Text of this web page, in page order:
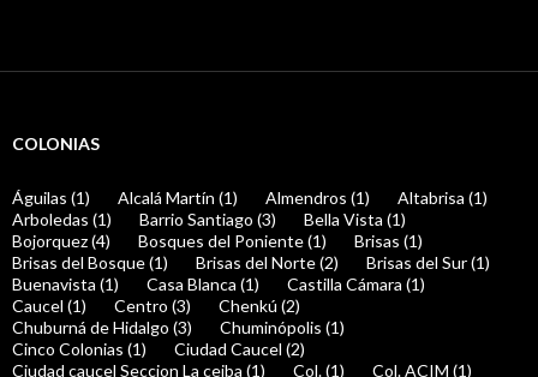
COLONIAS
Águilas (1) Alcalá Martín (1) Almendros (1)
Altabrisa (1)
Arboledas (1)
Barrio Santiago (3)
Bella Vista (1)
Bojorquez (4)
Bosques del Poniente (1)
Brisas (1)
Brisas del Bosque (1)
Brisas del Norte (2)
Brisas del Sur (1)
Buenavista (1)
Casa Blanca (1)
Castilla Cámara (1)
Caucel (1)
Centro (3)
Chenkú (2)
Chuburná de Hidalgo (3)
Chuminópolis (1)
Cinco Colonias (1)
Ciudad Caucel (2)
Ciudad caucel Seccion La ceiba (1)
Col. (1)
Col. ACIM (1)